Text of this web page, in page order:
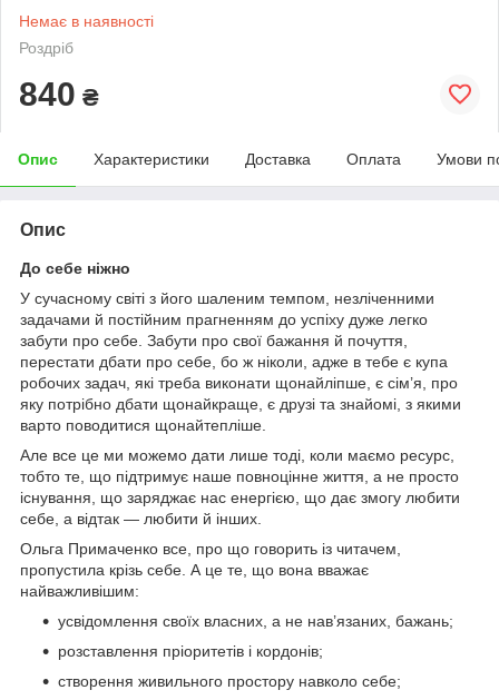
Немає в наявності
Роздріб
840 ₴
Опис Характеристики Доставка Оплата Умови
Опис
До себе ніжно
У сучасному світі з його шаленим темпом, незліченними
задачами й постійним прагненням до успіху дуже легко
забути про себе. Забути про свої бажання й почуття,
перестати дбати про себе, бо ж ніколи, адже в тебе є купа
робочих задач, які треба виконати щонайліпше, є сім’я, про
яку потрібно дбати щонайкраще, є друзі та знайомі, з якими
варто поводитися щонайтепліше.
Але все це ми можемо дати лише тоді, коли маємо ресурс,
тобто те, що підтримує наше повноцінне життя, а не просто
існування, що заряджає нас енергією, що дає змогу любити
себе, а відтак — любити й інших.
Ольга Примаченко все, про що говорить із читачем,
пропустила крізь себе. А це те, що вона вважає
найважливішим:
усвідомлення своїх власних, а не нав’язаних, бажань;
розставлення пріоритетів і кордонів;
створення живильного простору навколо себе;